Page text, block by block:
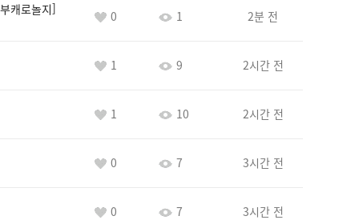
캐로놀지 0 1 2분 전
1 9 2시간 전
1 10 2시간 전
0 7 3시간 전
0 7 3시간 전